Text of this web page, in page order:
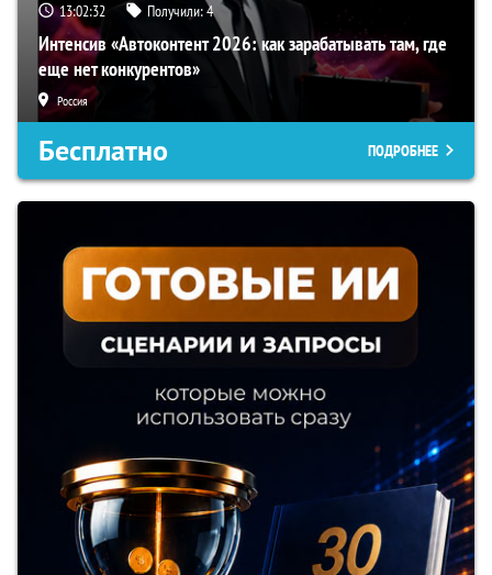
13:02:31 Получили:4
Интенсив «Автоконтент 2026: как зарабатывать там, где
еще нет конкурентов»
Россия
Бесплатно ПОДРОБНЕЕ